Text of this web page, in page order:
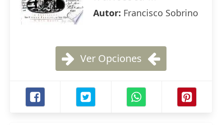
Autor: Francisco Sobrino
Ver Opciones